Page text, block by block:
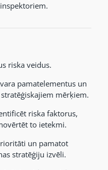
riska veidus.
pamatelementus un
mērķiem.
riska faktorus,
to ietekmi.
un pamatot
stratēģiju izvēli.